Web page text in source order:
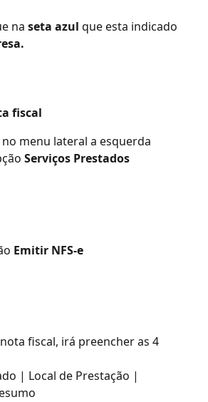
na seta azul que esta indicado
fiscal
menu lateral a esquerda
Serviços Prestados
Emitir NFS-e
fiscal, irá preencher as 4
| Local de Prestação |